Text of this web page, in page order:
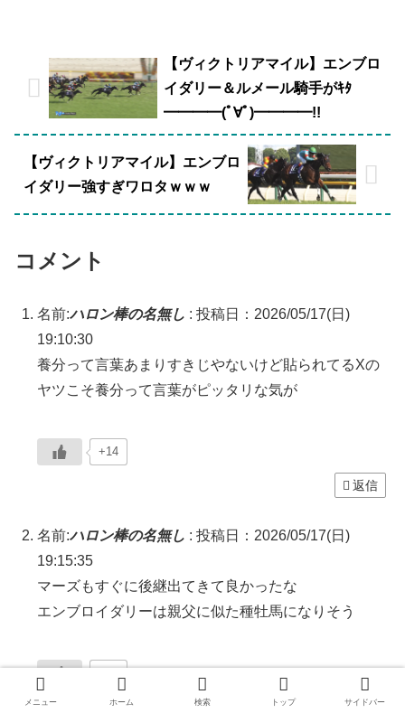
【ヴィクトリアマイル】エンブロ
イダリー＆ルメール騎手がｷﾀ
━━━━(ﾟ∀ﾟ)━━━━!!
【ヴィクトリアマイル】エンブロ
イダリー強すぎワロタｗｗｗ
コメント
名前:ハロン棒の名無し : 投稿日：2026/05/17(日)
19:10:30
養分って言葉あまりすきじやないけど貼られてるXの
ヤツこそ養分って言葉がピッタリな気が
+14
返信
名前:ハロン棒の名無し : 投稿日：2026/05/17(日)
19:15:35
マーズもすぐに後継出てきて良かったな
エンブロイダリーは親父に似た種牡馬になりそう
+15
返信
メニュー ホーム 検索 トップ サイドバー